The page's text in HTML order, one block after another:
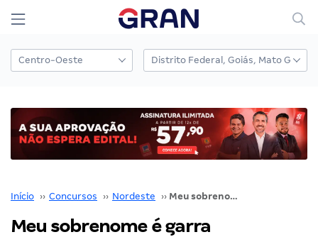
Início ›› Concursos ›› Nordeste ›› Meu sobrenome é garra
Meu sobrenome é garra